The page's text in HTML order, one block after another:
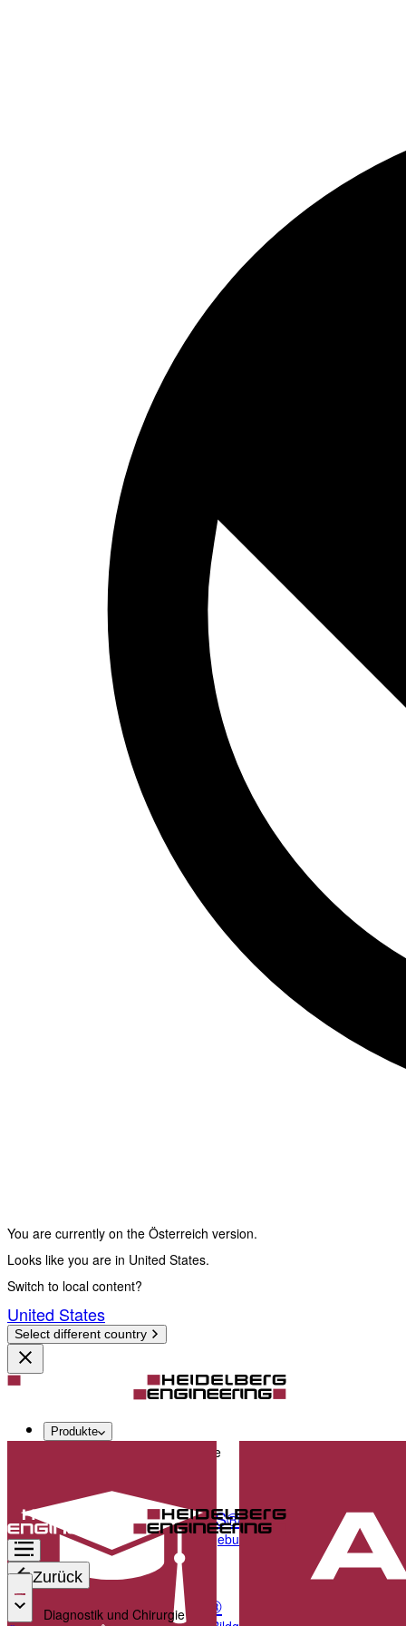
You are currently on the Österreich version.
Looks like you are in United States.
Switch to local content?
United States
Select different country
Produkte
Diagnostik und Chirurgie
SPECTRALIS®
Multimodale Bildgebungsplattform, optimiert für
ANTERION®
Zurück
Diagnostik und Chirurgie